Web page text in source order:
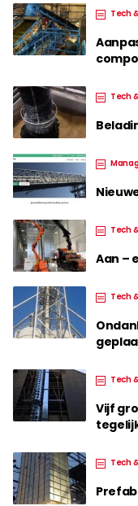
Tech
Tech
Tech
Aan –
Tech
Tech
Vijf
Tech